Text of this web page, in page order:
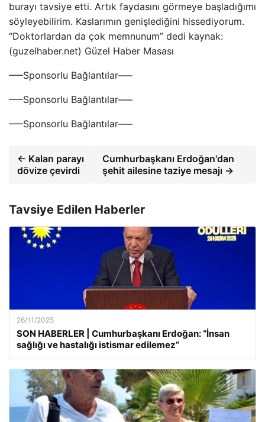
burayı tavsiye etti. Artık faydasını görmeye başladığımı
söyleyebilirim. Kaslarımın genişlediğini hissediyorum.
“Doktorlardan da çok memnunum” dedi kaynak:
(guzelhaber.net) Güzel Haber Masası
—–Sponsorlu Bağlantılar—–
—–Sponsorlu Bağlantılar—–
—–Sponsorlu Bağlantılar—–
← Kalan parayı
dövize çevirdi
Cumhurbaşkanı Erdoğan'dan
şehit ailesine taziye mesajı →
Tavsiye Edilen Haberler
26/11/2025
SON HABERLER | Cumhurbaşkanı Erdoğan: “İnsan
sağlığı ve hastalığı istismar edilemez”